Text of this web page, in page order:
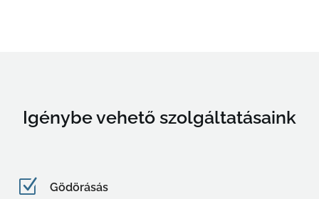
Igénybe vehető szolgáltatásaink
Z Gödörásás